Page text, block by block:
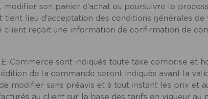
son panier d’achat ou poursuivre le
lieu d’acceptation des conditions générales de
client reçoit une information de confirmation de
Commerce sont indiqués toute taxe comprise et
de la commande seront indiqués avant la
modifier sans préavis et à tout instant les prix et
au client sur la base des tarifs en vigueur au